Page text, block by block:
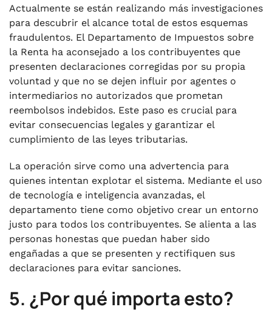
Actualmente se están realizando más investigaciones
para descubrir el alcance total de estos esquemas
fraudulentos. El Departamento de Impuestos sobre
la Renta ha aconsejado a los contribuyentes que
presenten declaraciones corregidas por su propia
voluntad y que no se dejen influir por agentes o
intermediarios no autorizados que prometan
reembolsos indebidos. Este paso es crucial para
evitar consecuencias legales y garantizar el
cumplimiento de las leyes tributarias.
La operación sirve como una advertencia para
quienes intentan explotar el sistema. Mediante el uso
de tecnología e inteligencia avanzadas, el
departamento tiene como objetivo crear un entorno
justo para todos los contribuyentes. Se alienta a las
personas honestas que puedan haber sido
engañadas a que se presenten y rectifiquen sus
declaraciones para evitar sanciones.
5. ¿Por qué importa esto?